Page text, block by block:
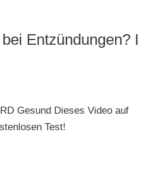
Entzündungen? I
Gesund Dieses Video auf
Test!